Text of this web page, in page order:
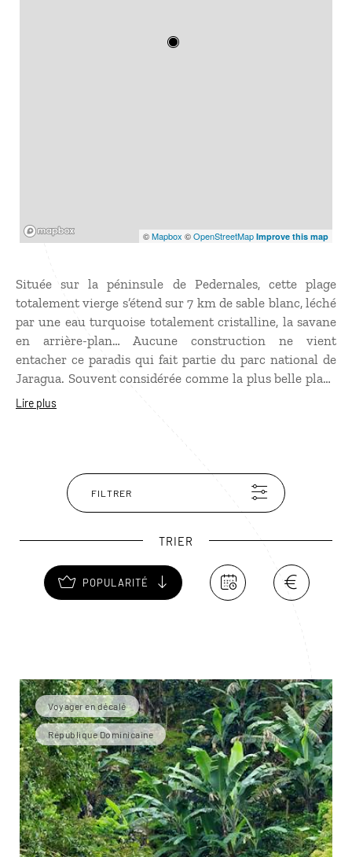
©Mapbox ©OpenStreetMap Improve this map
Située sur la péninsule de Pedernales, cette plage
totalement vierge s’étend sur 7 km de sable blanc, léché
par une eau turquoise totalement cristalline, la savane
en arrière-plan… Aucune construction ne vient
entacher ce paradis qui fait partie du parc national de
Jaragua. Souvent considérée comme la plus belle plage
de République Dominicaine, Bahia de Las Aguilas est un
mal carrossée, que l’on peut faire à pied ou en
motoconcho
, les motos taxis locaux.
Lire plus
FILTRER
TRIER
POPULARITÉ
Voyager en décalé
République Dominicaine